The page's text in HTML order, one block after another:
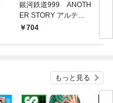
銀河鉄道999 ANOTH
ER STORY アルティ
メットジャーニー 1
704
もっと見る